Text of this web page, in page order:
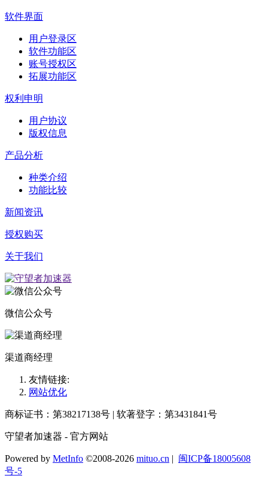
软件界面
用户登录区
软件功能区
账号授权区
拓展功能区
权利申明
用户协议
版权信息
产品分析
种类介绍
功能比较
新闻资讯
授权购买
关于我们
微信公众号
渠道商经理
友情链接:
网站优化
商标证书：第38217138号 | 软著登字：第3431841号
守望者加速器 - 官方网站
Powered by MetInfo ©2008-2026 mituo.cn | 闽ICP备18005608
号-5